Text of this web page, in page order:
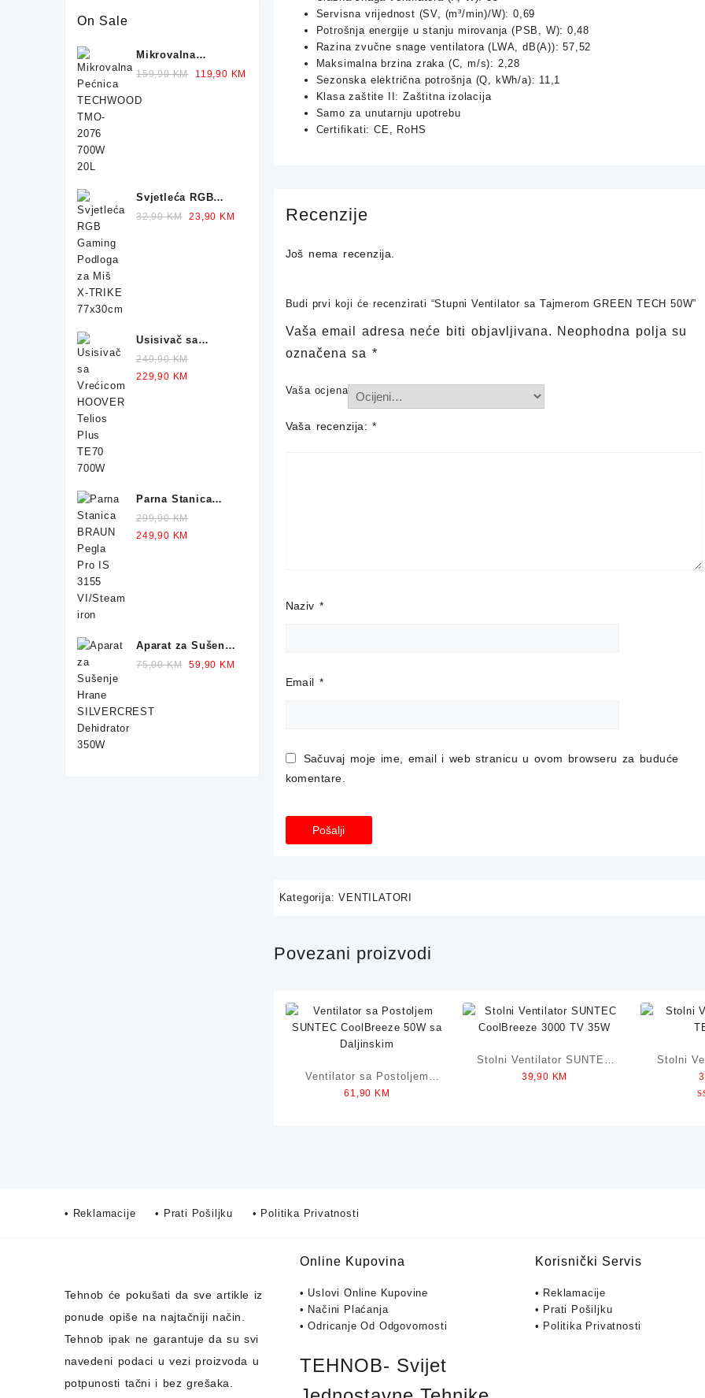
Servisna vrijednost (SV, (m³/min)/W): 0,69
Potrošnja energije u stanju mirovanja (PSB, W): 0,48
Razina zvučne snage ventilatora (LWA, dB(A)): 57,52
Maksimalna brzina zraka (C, m/s): 2,28
Sezonska električna potrošnja (Q, kWh/a): 11,1
Klasa zaštite II: Zaštitna izolacija
Samo za unutarnju upotrebu
Certifikati: CE, RoHS
Recenzije
Još nema recenzija.
Budi prvi koji će recenzirati “Stupni Ventilator sa Tajmerom GREEN TECH 50W”
Vaša email adresa neće biti objavljivana. Neophodna polja su
označena sa *
Vaša ocjena
Vaša recenzija:*
Naziv *
Email *
Sačuvaj moje ime, email i web stranicu u ovom browseru za buduće
komentare.
Kategorija:VENTILATORI
Povezani proizvodi
Ventilator sa Postoljem
SUNTEC CoolBreeze 50W
61,90 KM
Stolni Ventilator SUNTEC
CoolBreeze 3000 TV 35W
39,90 KM
Stolni
On Sale
Mikrovalna
Pećnica
2076 700W 20L
159,90KM
Original
119,90 KM
Svjetleća RGB
Gaming Podloga
32,90KM
Original
23,90 KM
Usisivač sa
Vrećicom HOOVER
Telios Plus TE70
249,90KM
Original
229,90 KM
Parna Stanica
BRAUN Pegla IS
1012 2400W
299,90KM
Original
249,90 KM
Aparat za Sušenje
Hrane
75,00KM
Original
59,90 KM
• Reklamacije • Prati Pošiljku • Politika Privatnosti
Tehnob će pokušati da sve artikle iz
ponude opiše na najtačniji način.
Tehnob ipak ne garantuje da su svi
navedeni podaci u vezi proizvoda u
potpunosti tačni i bez grešaka.
Online Kupovina
• Uslovi Online Kupovine
• Načini Plaćanja
• Odricanje Od Odgovornosti
TEHNOB- Svijet
Korisnički Servis
• Reklamacije
• Prati Pošiljku
• Politika Privatnosti